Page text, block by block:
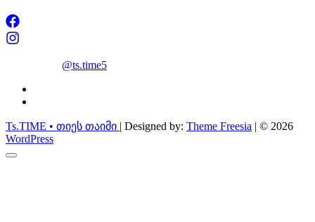
@ts.time5
Ts.TIME • თიეს თაიმი | Designed by: Theme Freesia | © 2026
WordPress
Go